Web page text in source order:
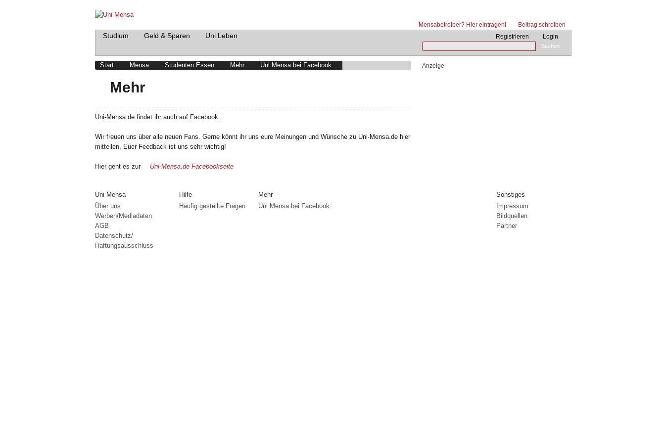
Mensabetreiber? Hier eintragen! Beitrag schreiben
Studium Geld & Sparen Uni Leben Registrieren Login
Suchen
Start Mensa Studenten Essen Mehr Uni Mensa bei Facebook
Mehr
Uni-Mensa.de findet ihr auch auf Facebook..
Wir freuen uns über alle neuen Fans. Gerne könnt ihr uns eure Meinungen und Wünsche zu Uni-Mensa.de hier
mitteilen, Euer Feedback ist uns sehr wichtig!
Hier geht es zur Uni-Mensa.de Facebookseite
Anzeige
Uni Mensa
Über uns
Werben/Mediadaten
AGB
Datenschutz/
Haftungsausschluss
Hilfe
Häufig gestellte Fragen
Mehr
Uni Mensa bei Facebook
Sonstiges
Impressum
Bildquellen
Partner